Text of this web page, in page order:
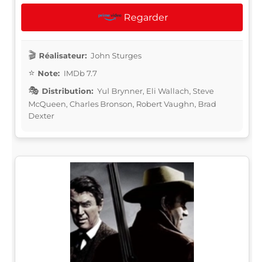
Regarder
Réalisateur: John Sturges
Note: IMDb 7.7
Distribution: Yul Brynner, Eli Wallach, Steve
McQueen, Charles Bronson, Robert Vaughn, Brad
Dexter